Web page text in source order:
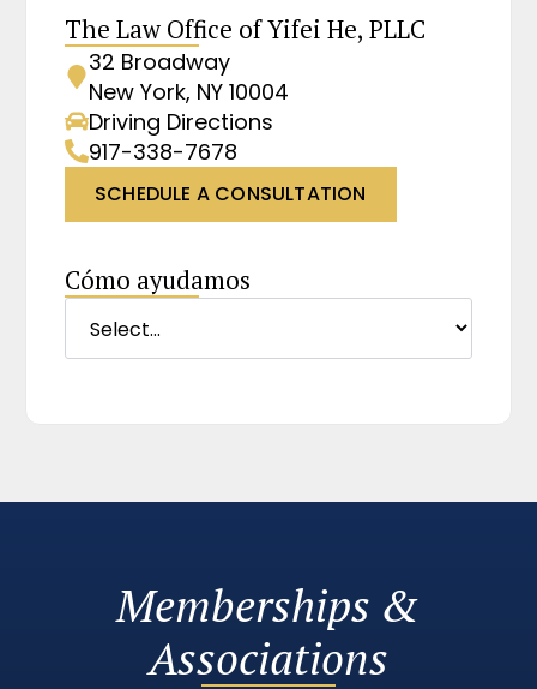
The Law Office of Yifei He, PLLC
32 Broadway
New York, NY 10004
Driving Directions
917-338-7678
SCHEDULE A CONSULTATION
Cómo ayudamos
Memberships &
Associations